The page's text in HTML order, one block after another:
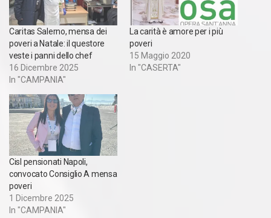
Caritas Salerno, mensa dei
poveri a Natale: il questore
veste i panni dello chef
16 Dicembre 2025
In "CAMPANIA"
La carità è amore per i più
poveri
15 Maggio 2020
In "CASERTA"
Cisl pensionati Napoli,
convocato Consiglio A mensa
poveri
1 Dicembre 2025
In "CAMPANIA"